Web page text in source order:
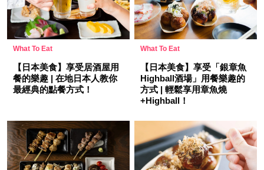
What To Eat
【日本美食】享受居酒屋用
餐的樂趣 | 在地日本人教你
最經典的點餐方式！
What To Eat
【日本美食】享受「銀章魚
Highball酒場」用餐樂趣的
方式 | 輕鬆享用章魚燒
+Highball！